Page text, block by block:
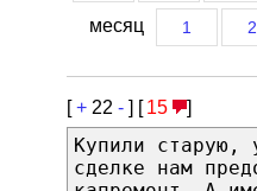
месяц 1 2
[+ 22 - ] [ 15 ]
Купили старую,
сделке нам